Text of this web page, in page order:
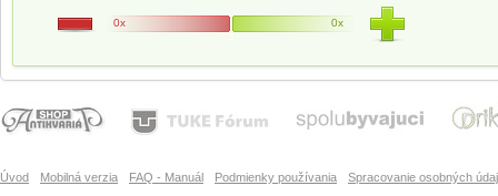
0x 0x
Úvod Mobilná verzia FAQ - Manuál Podmienky používania Spracovanie osobných